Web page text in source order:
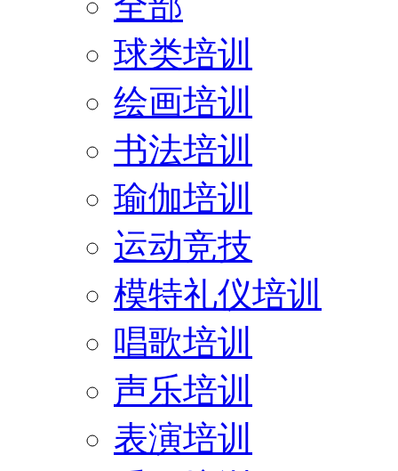
球类培训
绘画培训
书法培训
瑜伽培训
运动竞技
模特礼仪培训
唱歌培训
声乐培训
表演培训